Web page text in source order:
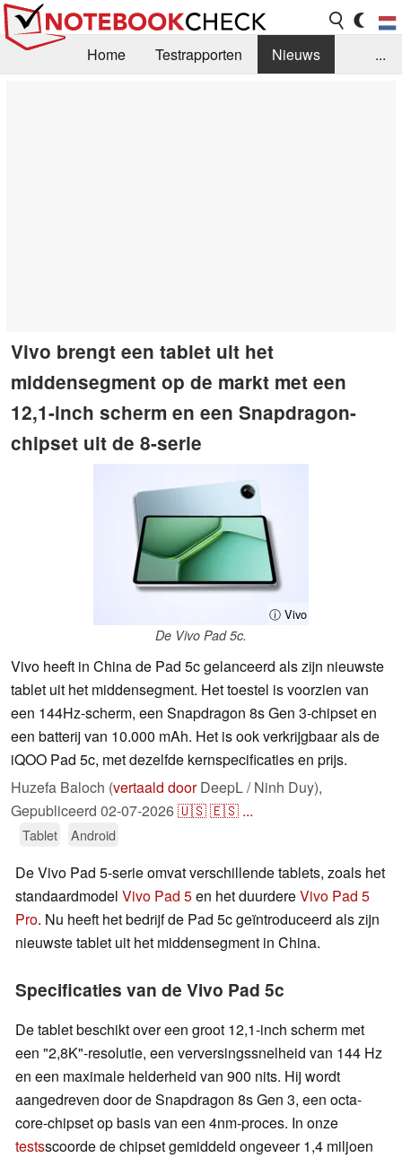
Home Testrapporten
Nieuws
...
Vivo brengt een tablet uit het
middensegment op de markt met een
12,1-inch scherm en een Snapdragon-
chipset uit de 8-serie
ⓘ Vivo
De Vivo Pad 5c.
Vivo heeft in China de Pad 5c gelanceerd als zijn nieuwste
tablet uit het middensegment. Het toestel is voorzien van
een 144Hz-scherm, een Snapdragon 8s Gen 3-chipset en
een batterij van 10.000 mAh. Het is ook verkrijgbaar als de
iQOO Pad 5c, met dezelfde kernspecificaties en prijs.
Huzefa Baloch (vertaald doorDeepL / Ninh Duy),
Gepubliceerd 02-07-2026🇺🇸🇪🇸 ...
Tablet Android
De Vivo Pad 5-serie omvat verschillende tablets, zoals het
standaardmodel Vivo Pad 5en het duurdereVivo Pad 5
Pro. Nu heeft het bedrijf de Pad 5c geïntroduceerd als zijn
nieuwste tablet uit het middensegment in China.
Specificaties van de Vivo Pad 5c
De tablet beschikt over een groot 12,1-inch scherm met
een "2,8K"-resolutie, een verversingssnelheid van 144 Hz
en een maximale helderheid van 900 nits. Hij wordt
aangedreven door de Snapdragon 8s Gen 3, een octa-
core-chipset op basis van een 4nm-proces. In onze
testsscoorde de chipset gemiddeld ongeveer 1,4 miljoen